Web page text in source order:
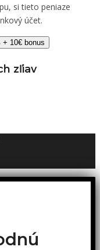
si tieto peniaze
účet.
10€ bonus
zľiav